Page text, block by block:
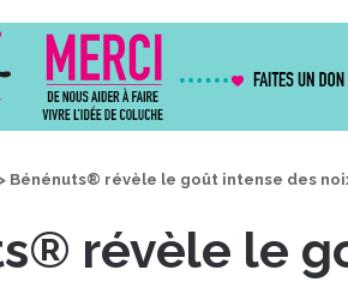
> Bénénuts® révèle le goût intense des
révèle le